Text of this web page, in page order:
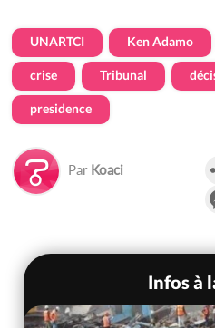
UNARTCI Ken Adamo
crise Tribunal
presidence
Par Koaci
Infos à